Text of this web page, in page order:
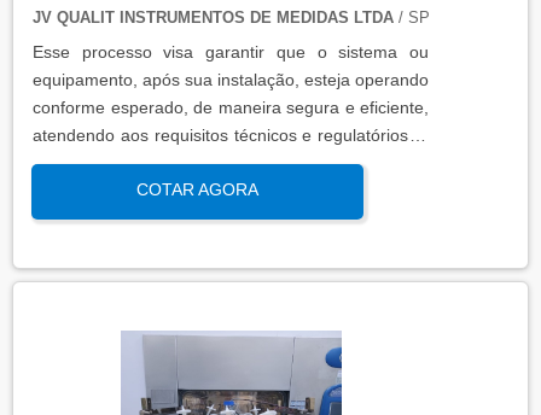
JV QUALIT INSTRUMENTOS DE MEDIDAS LTDA/ SP
Esse processo visa garantir que o sistema ou
equipamento, após sua instalação, esteja operando
conforme esperado, de maneira segura e eficiente,
atendendo aos requisitos técnicos e regulatórios. A
qualificação de operação é focada em verificar se o
sistema ou equipamento funciona dentro dos
parâmetros esperados em condições reais de
qualidade, produtividade e segurança no ambiente
COTAR AGORA